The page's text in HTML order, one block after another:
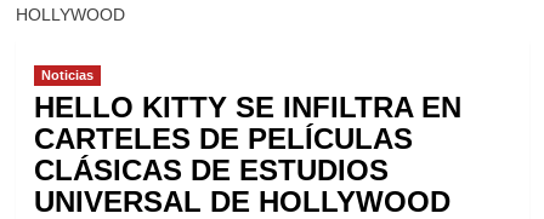
HOLLYWOOD
Noticias
HELLO KITTY SE INFILTRA EN
CARTELES DE PELÍCULAS
CLÁSICAS DE ESTUDIOS
UNIVERSAL DE HOLLYWOOD